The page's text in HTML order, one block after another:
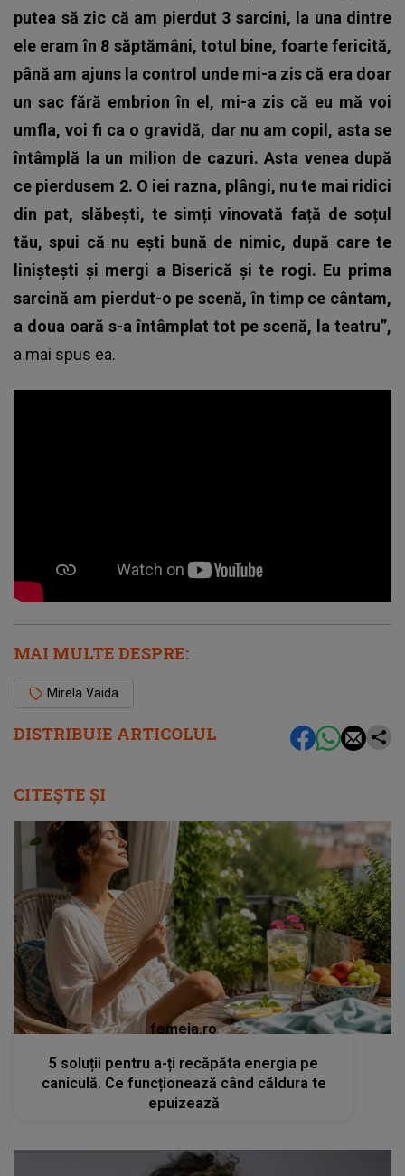
DISTRIBUIE ARTICOLUL
putea să zic că am pierdut 3 sarcini, la una dintre
ele eram în 8 săptămâni, totul bine, foarte fericită,
până am ajuns la control unde mi-a zis că era doar
un sac fără embrion în el, mi-a zis că eu mă voi
umfla, voi fi ca o gravidă, dar nu am copil, asta se
întâmplă la un milion de cazuri. Asta venea după
ce pierdusem 2. O iei razna, plângi, nu te mai ridici
din pat, slăbești, te simți vinovată față de soțul
tău, spui că nu ești bună de nimic, după care te
liniștești și mergi a Biserică și te rogi. Eu prima
sarcină am pierdut-o pe scenă, în timp ce cântam,
a doua oară s-a întâmplat tot pe scenă, la teatru”,
a mai spus ea.
MAI MULTE DESPRE:
Mirela Vaida
CITEȘTE ȘI
femeia.ro
5 soluții pentru a-ți recăpăta energia pe
caniculă. Ce funcționează când căldura te
epuizează